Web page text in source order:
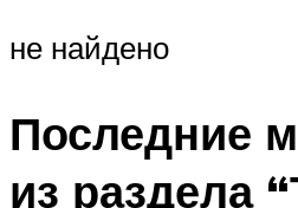
не найдено
Последние
из раздела